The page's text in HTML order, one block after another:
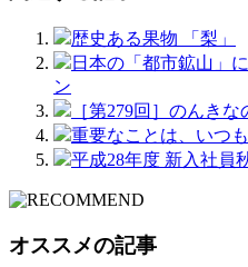
歴史ある果物 「梨」
日本の「都市鉱山」
ン
［第279回］のんき
重要なことは、いつ
平成28年度 新入社員
オススメの記事